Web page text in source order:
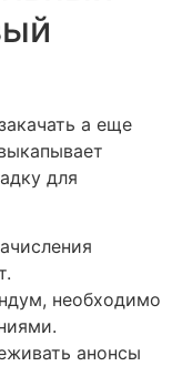
а еще
для
необходимо
анонсы